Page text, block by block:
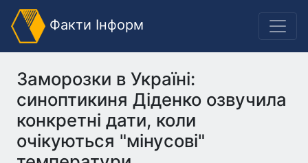
Факти Інформ
Заморозки в Україні:
синоптикиня Діденко озвучила
конкретні дати, коли
очікуються "мінусові"